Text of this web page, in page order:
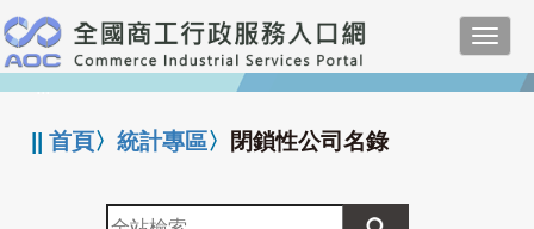
跳
到
主
要
:::
||首頁〉統計專區〉 閉鎖性公司名錄
全